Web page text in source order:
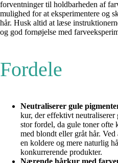
forventninger til holdbarheden af
mulighed for at eksperimentere og
hår. Husk altid at læse
og god fornøjelse med
Fordele
Neutraliserer gule
kur, der effektivt neutraliserer
stor fordel, da gule toner ofte
med blondt eller gråt hår.
en koldere og mere naturlig
konkurrerende produkter.
Nærende hårkur med